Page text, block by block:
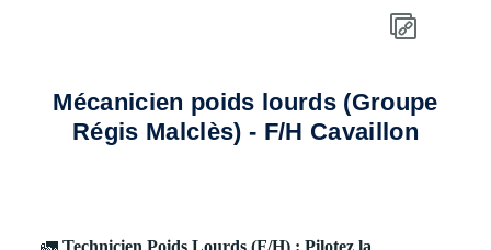
Mécanicien poids lourds (Groupe
Régis Malclès) - F/H Cavaillon
🚛 Technicien Poids Lourds (F/H) : Pilotez la